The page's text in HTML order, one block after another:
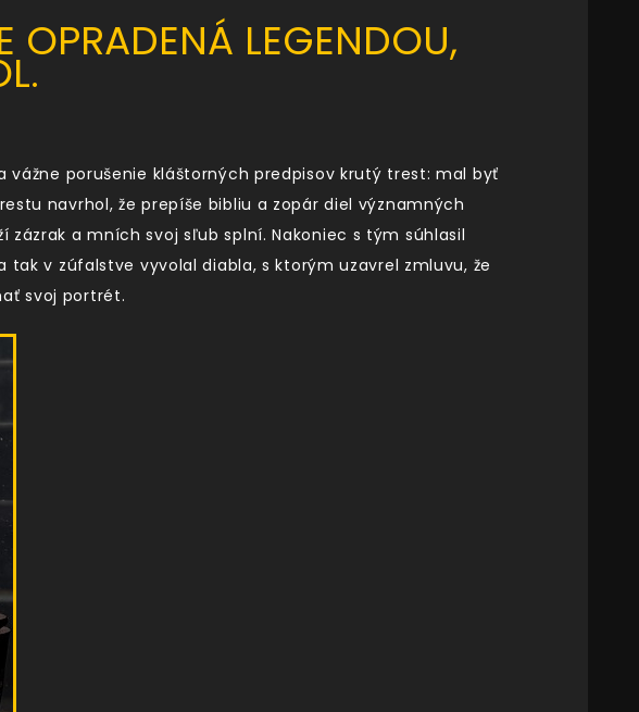
OPRADENÁ LEGENDOU,
vážne porušenie kláštorných predpisov krutý trest: mal byť
navrhol, že prepíše bibliu a zopár diel významných
a mních svoj sľub splní. Nakoniec s tým súhlasil
v zúfalstve vyvolal diabla, s ktorým uzavrel zmluvu, že
svoj portrét.